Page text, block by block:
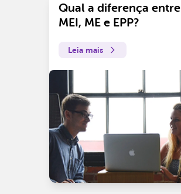
Qual a diferença entre
MEI, ME e EPP?
Leia mais